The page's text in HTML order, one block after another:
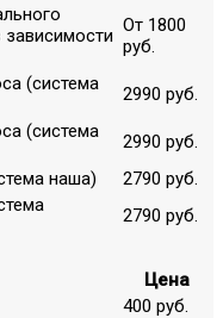
От 1800
руб.
(система
2990 руб.
(система
2990 руб.
наша)
2790 руб.
2790 руб.
Цена
400 руб.